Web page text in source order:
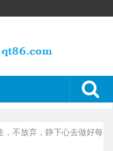
，不放弃，静下心去做好每